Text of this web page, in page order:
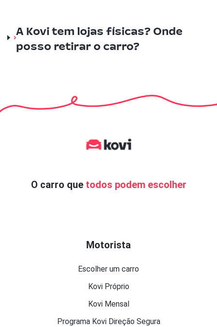
A Kovi tem lojas físicas? Onde
posso retirar o carro?
O carro que todos podem escolher
Motorista
Escolher um carro
Kovi Próprio
Kovi Mensal
Programa Kovi Direção Segura